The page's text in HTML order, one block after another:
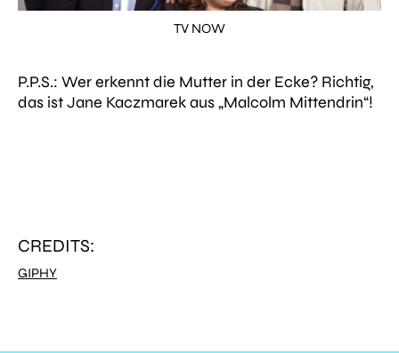
TV NOW
P.P.S.: Wer erkennt die Mutter in der Ecke? Richtig,
das ist Jane Kaczmarek aus „Malcolm Mittendrin“!
CREDITS:
GIPHY